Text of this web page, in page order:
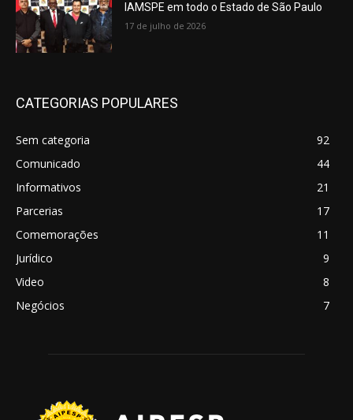
IAMSPE em todo o Estado de São Paulo
17 de julho de 2026
CATEGORIAS POPULARES
Sem categoria
92
Comunicado
44
Informativos
21
Parcerias
17
Comemorações
11
Jurídico
9
Video
8
Negócios
7